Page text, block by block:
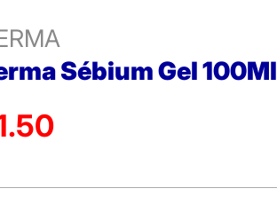
Sébium Gel 100Ml
de